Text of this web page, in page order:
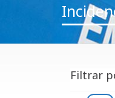
Filtrar